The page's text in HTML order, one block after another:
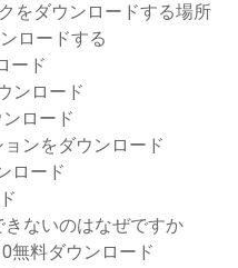
をダウンロードする場所
ロードする
ード
ンロード
ロード
ンをダウンロード
ロード
ないのはなぜですか
無料ダウンロード